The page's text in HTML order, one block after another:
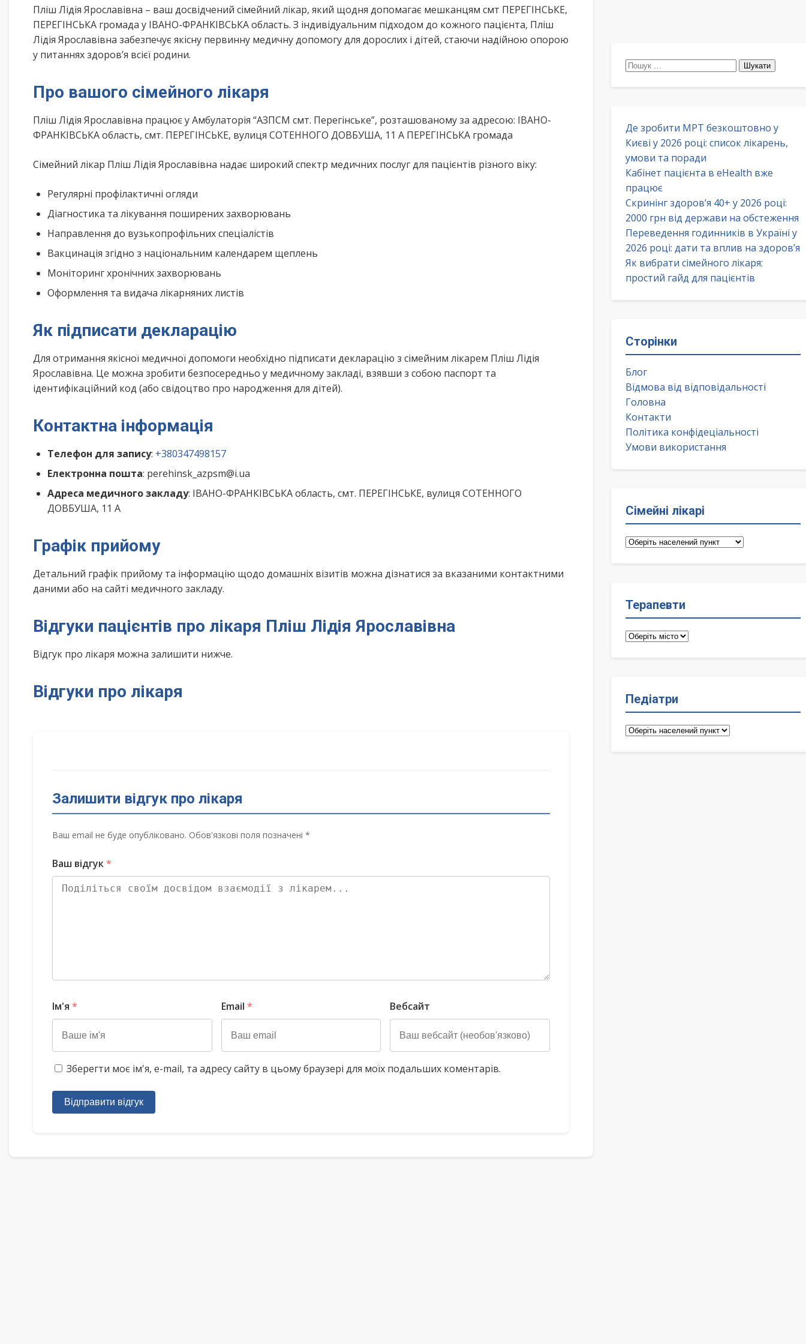
Пліш Лідія Ярославівна – ваш досвідчений сімейний лікар, який щодня допомагає мешканцям смт ПЕРЕГІНСЬКЕ,
ПЕРЕГІНСЬКА громада у ІВАНО-ФРАНКІВСЬКА область. З індивідуальним підходом до кожного пацієнта, Пліш
Лідія Ярославівна забезпечує якісну первинну медичну допомогу для дорослих і дітей, стаючи надійною опорою
у питаннях здоров’я всієї родини.
Про вашого сімейного лікаря
Пліш Лідія Ярославівна працює у Амбулаторія “АЗПСМ смт. Перегінське”, розташованому за адресою: ІВАНО-
ФРАНКІВСЬКА область, смт. ПЕРЕГІНСЬКЕ, вулиця СОТЕННОГО ДОВБУША, 11 А ПЕРЕГІНСЬКА громада
Сімейний лікар Пліш Лідія Ярославівна надає широкий спектр медичних послуг для пацієнтів різного віку:
Регулярні профілактичні огляди
Діагностика та лікування поширених захворювань
Направлення до вузькопрофільних спеціалістів
Вакцинація згідно з національним календарем щеплень
Моніторинг хронічних захворювань
Оформлення та видача лікарняних листів
Як підписати декларацію
Для отримання якісної медичної допомоги необхідно підписати декларацію з сімейним лікарем Пліш Лідія
Ярославівна. Це можна зробити безпосередньо у медичному закладі, взявши з собою паспорт та
ідентифікаційний код (або свідоцтво про народження для дітей).
Контактна інформація
Телефон для запису: +380347498157
Електронна пошта: perehinsk_azpsm@i.ua
Адреса медичного закладу: ІВАНО-ФРАНКІВСЬКА область, смт. ПЕРЕГІНСЬКЕ, вулиця СОТЕННОГО
ДОВБУША, 11 А
Графік прийому
Детальний графік прийому та інформацію щодо домашніх візитів можна дізнатися за вказаними контактними
даними або на сайті медичного закладу.
Відгуки пацієнтів про лікаря Пліш Лідія Ярославівна
Відгук про лікаря можна залишити нижче.
Відгуки про лікаря
Залишити відгук про лікаря
Ваш email не буде опубліковано. Обов'язкові поля позначені *
Ваш відгук*
Ім'я * Email * Вебсайт
Зберегти моє ім'я, e-mail, та адресу сайту в цьому браузері для моїх подальших коментарів.
Відправити відгук
Пошук:
Де зробити МРТ безкоштовно у
Києві у 2026 році: список лікарень,
умови та поради
Кабінет пацієнта в eHealth вже
працює
Скринінг здоров’я 40+ у 2026 році:
2000 грн від держави на обстеження
Переведення годинників в Україні у
2026 році: дати та вплив на здоров’я
Як вибрати сімейного лікаря:
простий гайд для пацієнтів
Сторінки
Блог
Відмова від відповідальності
Головна
Контакти
Політика конфідеціальності
Умови використання
Сімейні лікарі
Сімейні
Терапевти
Терапевти
Педіатри
Педіатри